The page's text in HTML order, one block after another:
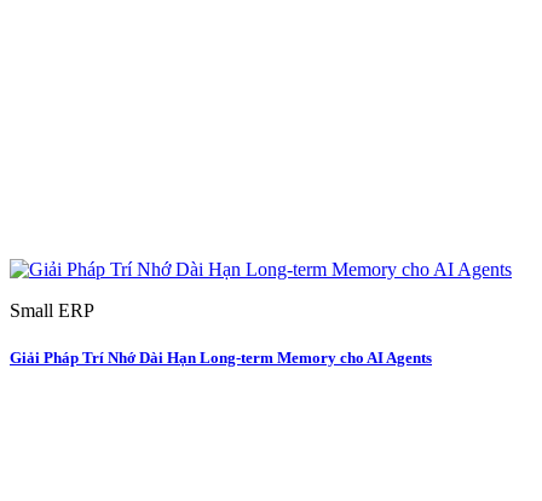
Small ERP
Giải Pháp Trí Nhớ Dài Hạn Long-term Memory cho AI Agents